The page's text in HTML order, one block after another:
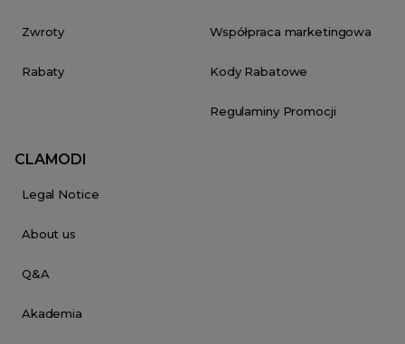
Zwroty
Rabaty
Współpraca marketingowa
Kody Rabatowe
Regulaminy Promocji
CLAMODI
Legal Notice
About us
Q&A
Akademia